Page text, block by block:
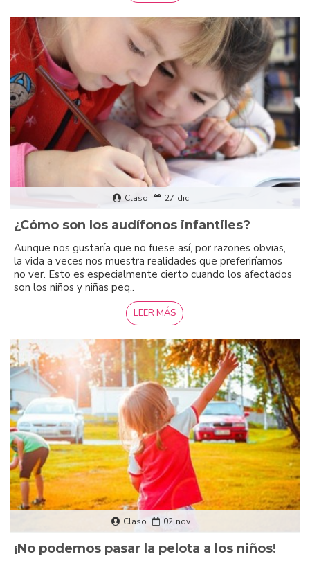
Claso 27 dic
¿Cómo son los audífonos infantiles?
Aunque nos gustaría que no fuese así, por razones obvias,
la vida a veces nos muestra realidades que preferiríamos
no ver. Esto es especialmente cierto cuando los afectados
son los niños y niñas peq..
LEER MÁS
Claso 02 nov
¡No podemos pasar la pelota a los niños!